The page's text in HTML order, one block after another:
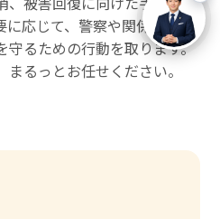
に応じて、警察や関係機関と
守るための行動を取ります。
るっとお任せください。